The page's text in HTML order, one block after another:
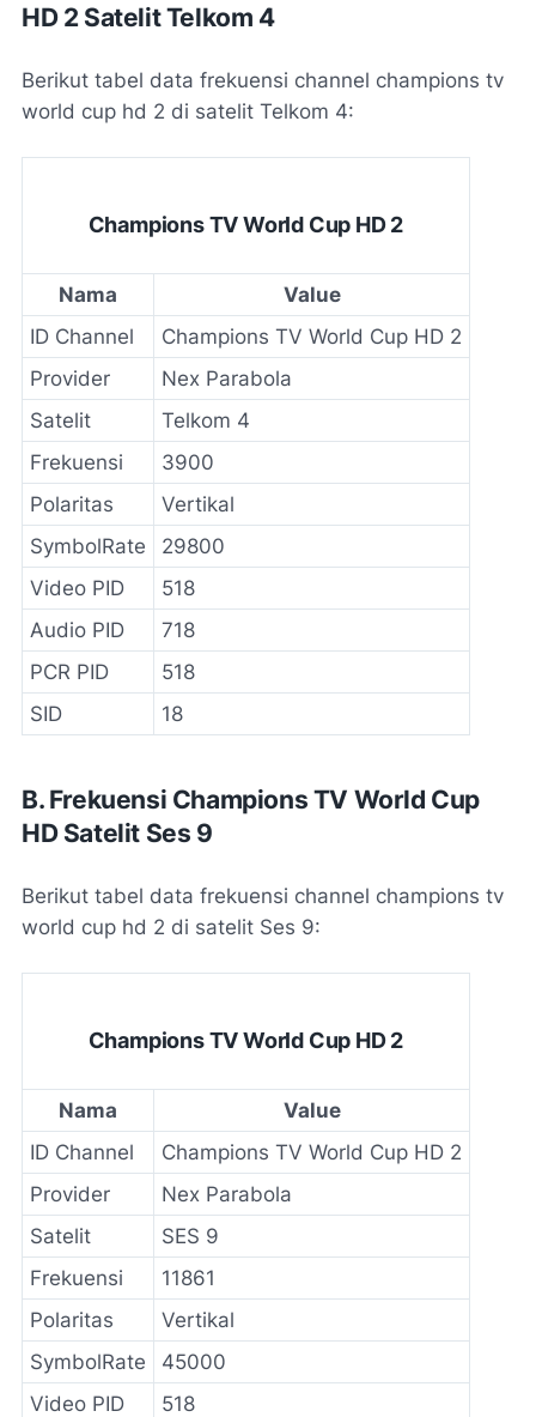
HD 2 Satelit Telkom 4
Berikut tabel data frekuensi channel champions tv
world cup hd 2 di satelit Telkom 4:
Champions TV World Cup HD 2
Nama
Value
ID Channel
Champions TV World Cup HD 2
Provider
Nex Parabola
Satelit
Telkom 4
Frekuensi
3900
Polaritas
Vertikal
SymbolRate
29800
Video PID
518
Audio PID
718
PCR PID
518
SID
18
B. Frekuensi Champions TV World Cup
HD Satelit Ses 9
Berikut tabel data frekuensi channel champions tv
world cup hd 2 di satelit Ses 9:
Champions TV World Cup HD 2
Nama
Value
ID Channel
Champions TV World Cup HD 2
Provider
Nex Parabola
Satelit
SES 9
Frekuensi
11861
Polaritas
Vertikal
SymbolRate
45000
Video PID
518